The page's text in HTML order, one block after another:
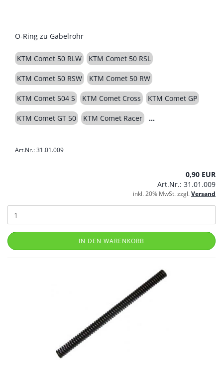
O-Ring zu Gabelrohr
KTM Comet 50 RLW KTM Comet 50 RSL
KTM Comet 50 RSW KTM Comet 50 RW
KTM Comet 504 S KTM Comet Cross KTM Comet GP
KTM Comet GT 50 KTM Comet Racer
Art.Nr.: 31.01.009
0,90 EUR
Art.Nr.: 31.01.009
inkl. 20% MwSt. zzgl.Versand
IN DEN WARENKORB